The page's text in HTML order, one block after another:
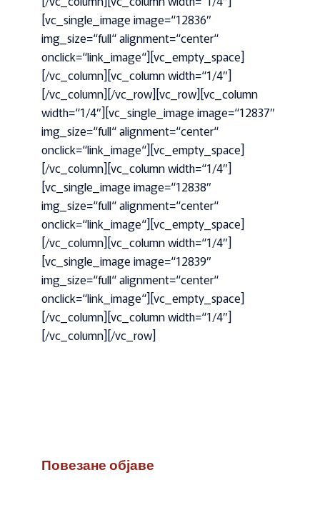
[vc_single_image image=“12836″
img_size=“full“ alignment=“center“
onclick=“link_image“][vc_empty_space]
[/vc_column][vc_column width=“1/4″]
[/vc_column][/vc_row][vc_row][vc_column
width=“1/4″][vc_single_image image=“12837″
img_size=“full“ alignment=“center“
onclick=“link_image“][vc_empty_space]
[/vc_column][vc_column width=“1/4″]
[vc_single_image image=“12838″
img_size=“full“ alignment=“center“
onclick=“link_image“][vc_empty_space]
[/vc_column][vc_column width=“1/4″]
[vc_single_image image=“12839″
img_size=“full“ alignment=“center“
onclick=“link_image“][vc_empty_space]
[/vc_column][vc_column width=“1/4″]
[/vc_column][/vc_row]
Повезане објаве